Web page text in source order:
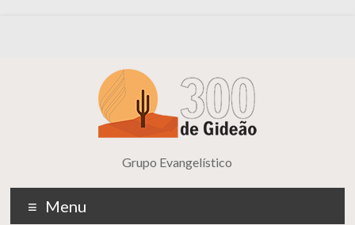
Grupo Evangelístico
Menu